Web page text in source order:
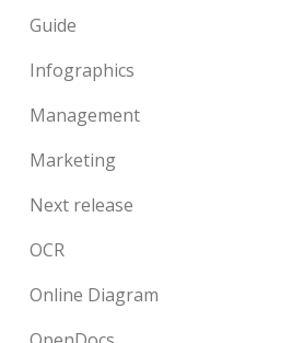
Guide
Infographics
Management
Marketing
Next release
OCR
Online Diagram